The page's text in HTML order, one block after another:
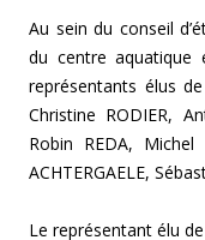
Au sein du conseil
du centre aquatique
représentants élus
Christine RODIER,
Robin REDA, Michel
ACHTERGAELE,
Le représentant élu de